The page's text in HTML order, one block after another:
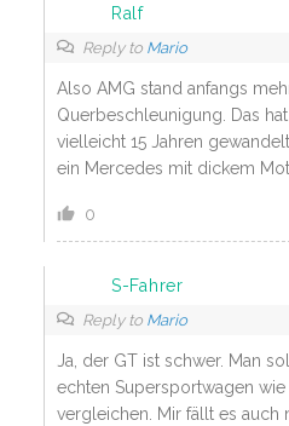
Ralf
Reply to Mario
Also AMG stand anfangs
Querbeschleunigung. Das
vielleicht 15 Jahren
ein Mercedes mit dickem
0
S-Fahrer
Reply to Mario
Ja, der GT ist schwer. Man
echten Supersportwagen
vergleichen. Mir fällt es auch